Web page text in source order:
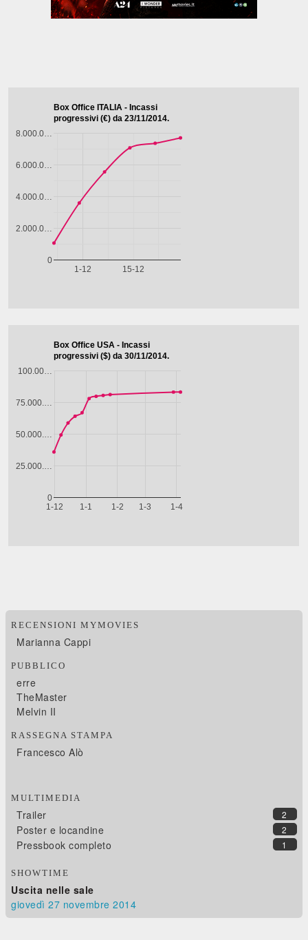
RECENSIONI MYMOVIES
Marianna Cappi
PUBBLICO
erre
TheMaster
Melvin II
RASSEGNA STAMPA
Francesco Alò
MULTIMEDIA
2
Trailer
2
Poster e locandine
1
Pressbook completo
SHOWTIME
Uscita nelle sale
giovedì 27 novembre 2014